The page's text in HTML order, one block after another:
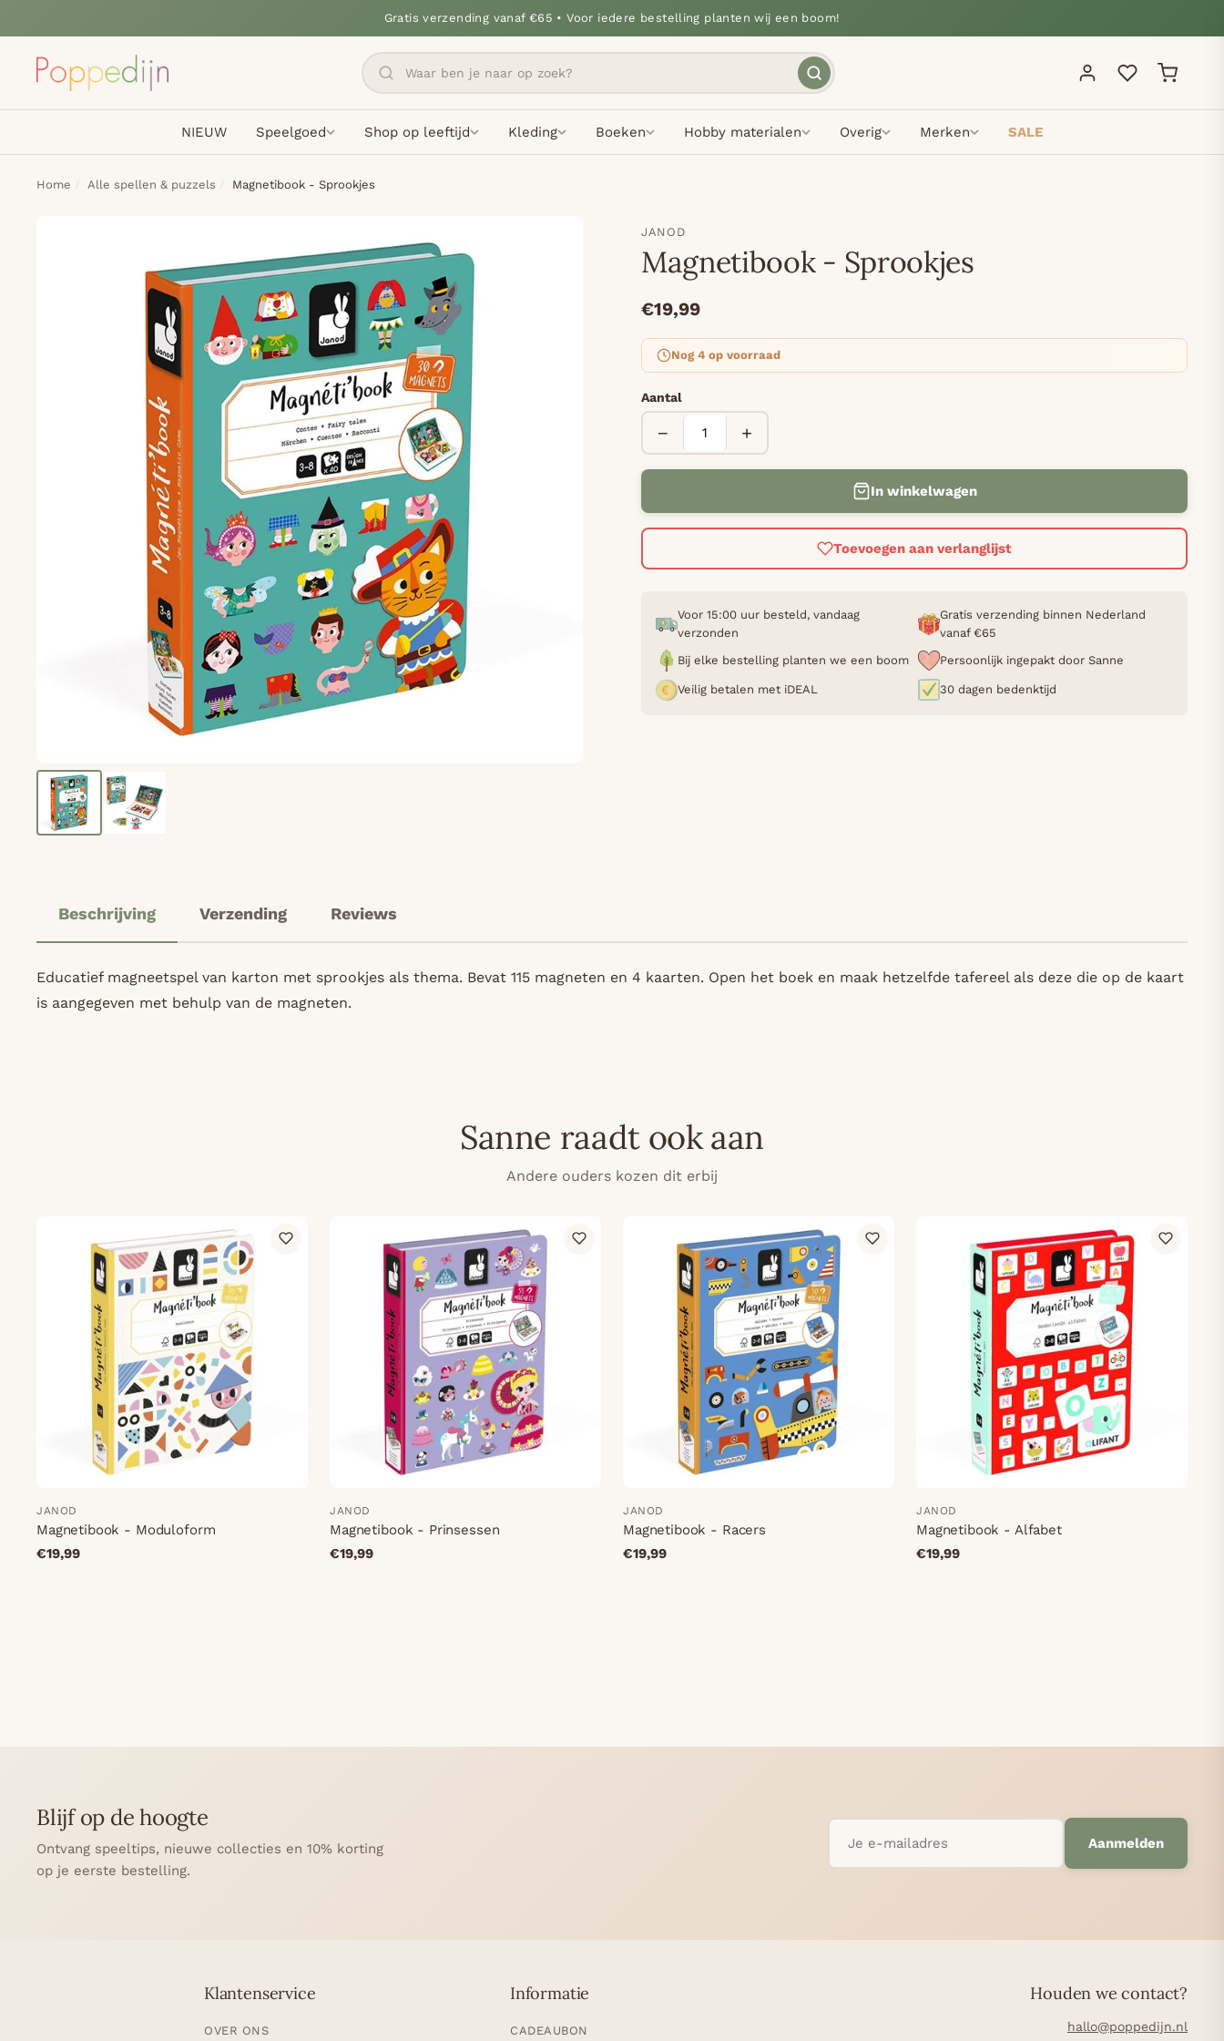
Gratis verzending vanaf €65 • Voor iedere bestelling planten wij een boom!
NIEUW Speelgoed Shop op leeftijd Kleding Boeken Hobby materialen Overig Merken SALE
Home Alle spellen & puzzels Magnetibook - Sprookjes
JANOD
Magnetibook - Sprookjes
€19,99
Nog 4 op voorraad
Aantal
− +
In winkelwagen
Toevoegen aan verlanglijst
Voor 15:00 uur besteld, vandaag
verzonden
Gratis verzending binnen Nederland
vanaf €65
Bij elke bestelling planten we een boom
Persoonlijk ingepakt door Sanne
Veilig betalen met iDEAL 30 dagen bedenktijd
Beschrijving Verzending Reviews
Educatief magneetspel van karton met sprookjes als thema. Bevat 115 magneten en 4 kaarten. Open het boek en maak hetzelfde tafereel als deze die op de kaart
is aangegeven met behulp van de magneten.
Sanne raadt ook aan
Andere ouders kozen dit erbij
JANOD
Magnetibook - Moduloform
€19,99
JANOD
Magnetibook - Prinsessen
€19,99
JANOD
Magnetibook - Racers
€19,99
JANOD
Magnetibook - Alfabet
€19,99
Blijf op de hoogte
Ontvang speeltips, nieuwe collecties en 10% korting
op je eerste bestelling.
Aanmelden
Klantenservice
OVER ONS
Informatie
CADEAUBON
Houden we contact?
hallo@poppedijn.nl